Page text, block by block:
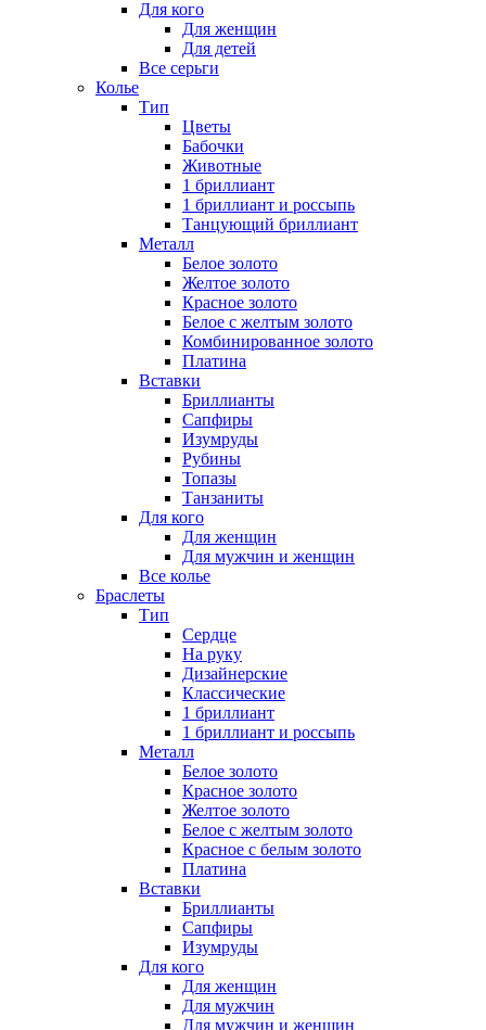
Для кого
Для женщин
Для детей
Все серьги
Колье
Тип
Цветы
Бабочки
Животные
1 бриллиант
1 бриллиант и россыпь
Танцующий бриллиант
Металл
Белое золото
Желтое золото
Красное золото
Белое с желтым золото
Комбинированное золото
Платина
Вставки
Бриллианты
Сапфиры
Изумруды
Рубины
Топазы
Танзаниты
Для кого
Для женщин
Для мужчин и женщин
Все колье
Браслеты
Тип
Сердце
На руку
Дизайнерские
Классические
1 бриллиант
1 бриллиант и россыпь
Металл
Белое золото
Красное золото
Желтое золото
Белое с желтым золото
Красное с белым золото
Платина
Вставки
Бриллианты
Сапфиры
Изумруды
Для кого
Для женщин
Для мужчин
Для мужчин и женщин